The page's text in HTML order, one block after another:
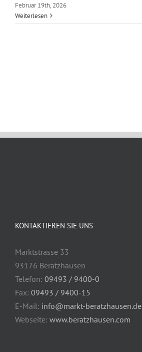
Februar 19th, 2026
Weiterlesen
KONTAKTIEREN SIE UNS
Marktstrasse 33
93176 Beratzhausen
Telefon: 09493 / 9400-0
Fax: 09493 / 9400-15
E-Mail: info@markt-beratzhausen.de
Webseite: www.beratzhausen.com